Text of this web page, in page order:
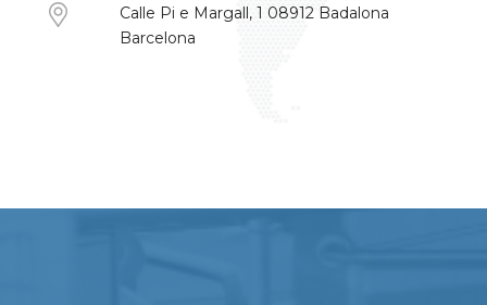
Calle Pi e Margall, 1 08912 Badalona
Barcelona